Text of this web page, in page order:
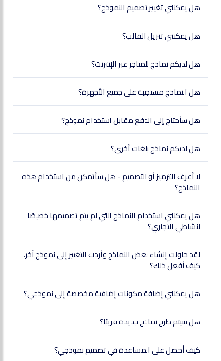
هل يمكنني تغيير تصميم النموذج؟
هل يمكنني تنزيل القالب؟
هل لديكم نماذج للمتاجر عبر الإنترنت؟
هل النماذج مستجيبة على جميع الأجهزة؟
هل سأحتاج إلى الدفع مقابل استخدام نموذج؟
هل لديكم نماذج بلغات أخرى؟
لا أعرف الترميز أو التصميم - هل سأتمكن من استخدام هذه
النماذج؟
هل يمكنني استخدام النماذج التي لم يتم تصميمها خصيصًا
لنشاطي التجاري؟
لقد حاولت إنشاء بعض النماذج وأردت التغيير إلى نموذج آخر.
كيف أفعل ذلك؟
هل يمكنني إضافة مكونات إضافية مخصصة إلى نموذجي؟
هل سيتم طرح نماذج جديدة قريبًا؟
كيف أحصل على المساعدة في تصميم نموذجي؟